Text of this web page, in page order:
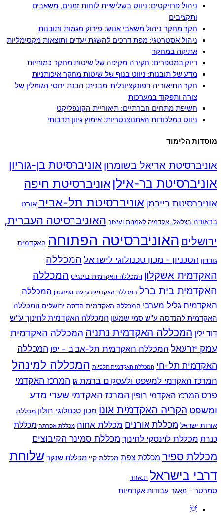
ניהול פרויקטים: ניווט בשלישיית לוחות זמנים, משאבים
ותקציבים
חקר מחקר ניהול משאבי אנוש: פירוק מגמות ותובנות
ניהול אסטרטגי: מפת דרכים להשגת יעדים ותוצאות מקסימליות
אתיקה במחקר
דיוק במספרים: חקירה מקיפה של שיטות מחקר כמותיות
מדע של תובנות: ניווט בנוף של שיטות מחקר איכותניות
חקר התיאוריה הפונקציונלית-מבנית: הבנת יחסי הגומלין של
צורה ותפקוד במערכות
חשיפת מתחים חברתיים: תיאוריית הקונפליקט
ניווט במלכודות האתנוצנטריות: אימוץ גיוון תרבותי
מוסדות הלימוד
אוניברסיטת אריאל בשומרון אוניברסיטת בן-גוריון
אוניברסיטת בר-אילן אוניברסיטת חיפה
אוניברסיטת רייכמן אוניברסיטת תל-אביב אורט
בראודה בצלאל, אקדמיה לאמנות ועיצוב האוניברסיטה העברית,
ירושלים האוניברסיטה הפתוחה האקדמית
גורדון הטכניון - מכון טכנולוגי לישראל המכללה
האקדמית אשקלון המכללה האקדמית בוינגייט המכללה
האקדמית בית ברל המכללה האקדמית גבעת וושינגטון המכללה
האקדמית גליל מערבי המכללה האקדמית הדסה ירושלים המכללה
האקדמית להנדסה ע"ש סמי שמעון המכללה האקדמית לחינוך ע"ש
דוד ילין המכללה האקדמית נתניה המכללה האקדמית
עמק יזרעאל המכללה האקדמית תל-אביב - יפו המכללה
האקדמית תל-חי המכללה האקדמית תלפיות המכללה למינהל
המרכז האקדמי למשפט ולעסקים ברמת גן המרכז האקדמי
פרס המרכז האקדמי רופין המרכז האקדמי שערי מדע
ומשפט הקריה האקדמית אונו מכון טכנולוגי חולון מכללת
אורות ישראל מכללת אורנים מכללת אחוה מכללת אפרתה מכללת
כנרת מכללת לוינסקי לחינוך מכללת סמינר הקיבוצים
מכללת ספיר מכללת צפת מכללת קיי מכללת שנקר שלוחת
דרבי בישראל ת.אחר
Back
Top
סמרטר - מאגר עבודות אקדמיות